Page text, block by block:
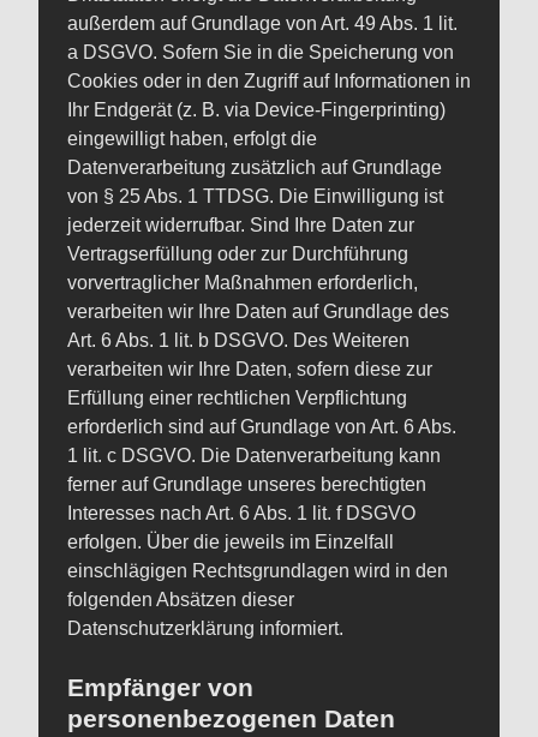
außerdem auf Grundlage von Art. 49 Abs. 1 lit.
a DSGVO. Sofern Sie in die Speicherung von
Cookies oder in den Zugriff auf Informationen in
Ihr Endgerät (z. B. via Device-Fingerprinting)
eingewilligt haben, erfolgt die
Datenverarbeitung zusätzlich auf Grundlage
von § 25 Abs. 1 TTDSG. Die Einwilligung ist
jederzeit widerrufbar. Sind Ihre Daten zur
Vertragserfüllung oder zur Durchführung
vorvertraglicher Maßnahmen erforderlich,
verarbeiten wir Ihre Daten auf Grundlage des
Art. 6 Abs. 1 lit. b DSGVO. Des Weiteren
verarbeiten wir Ihre Daten, sofern diese zur
Erfüllung einer rechtlichen Verpflichtung
erforderlich sind auf Grundlage von Art. 6 Abs.
1 lit. c DSGVO. Die Datenverarbeitung kann
ferner auf Grundlage unseres berechtigten
Interesses nach Art. 6 Abs. 1 lit. f DSGVO
erfolgen. Über die jeweils im Einzelfall
einschlägigen Rechtsgrundlagen wird in den
folgenden Absätzen dieser
Datenschutzerklärung informiert.
Empfänger von
personenbezogenen Daten